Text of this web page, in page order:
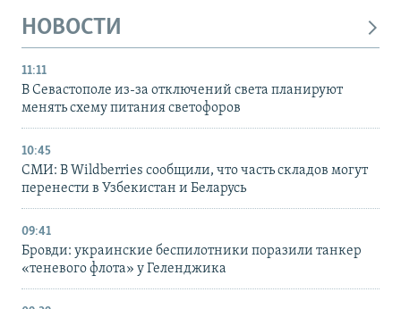
НОВОСТИ
11:11
В Севастополе из-за отключений света планируют
менять схему питания светофоров
10:45
СМИ: В Wildberries сообщили, что часть складов могут
перенести в Узбекистан и Беларусь
09:41
Бровди: украинские беспилотники поразили танкер
«теневого флота» у Геленджика